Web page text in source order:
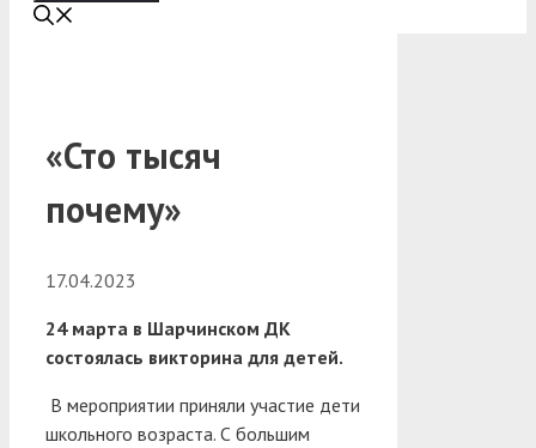
«Сто тысяч
почему»
17.04.2023
24 марта в Шарчинском ДК
состоялась викторина для детей.
В мероприятии приняли участие дети
школьного возраста. С большим